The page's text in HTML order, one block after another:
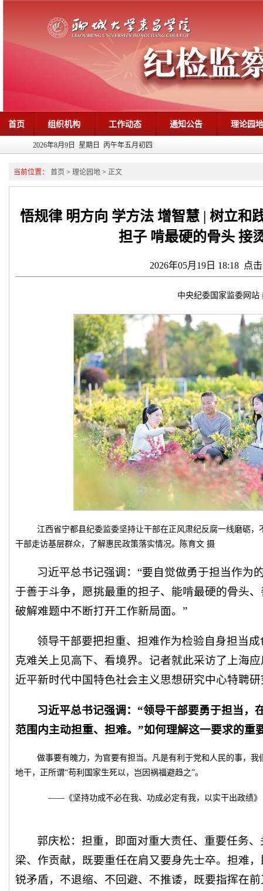
首页 组织机构 工作动态 通知公告 理论园
2026年8月9日 星期日 丙午年五月初四
当前位置： 首页 > 理论园地 > 正文
悟规律 明方向 学方法 增智慧 | 树立
担子 啃最硬的骨头 接
2026年05月19日 18:18 点
中央纪委国家监委网站
江西省宁都县纪委监委坚持让干部在正风肃纪反腐一线磨砺
干部走访基层群众，了解惠民政策落实情况。陈育文 摄
习近平总书记强调：“要自觉做勇于担当作为
于善于斗争，愿挑最重的担子、能啃最硬的骨头
破解难题中不断打开工作新局面。”
领导干部要把担重、担难作为检验自身担当
克难关上见高下、看境界。记者就此采访了上海
近平新时代中国特色社会主义思想研究中心特聘
习近平总书记强调：“领导干部要勇于担当，
范围内主动担重、担难。”如何理解这一要求的重
做事要有魄力，为官要有担当。凡是有利于党和人民的事，
地干，正所谓“苟利国家生死以，岂因祸福避趋之”。
——《坚持功成不必在我、功成必定有我，以实干出政绩
郭庆松：担重，即面对重大责任、重要任务
梁、作贡献，既要重任在肩又要身先士卒。担难
锐矛盾，不退缩、不回避、不推诿，既要指挥在